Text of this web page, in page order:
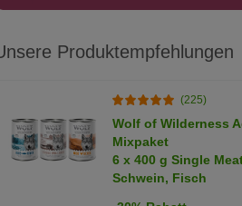
Produktempfehlungen
(225)
Wolf of Wilderness
Mixpaket
6 x 400 g Single
Schwein, Fisch